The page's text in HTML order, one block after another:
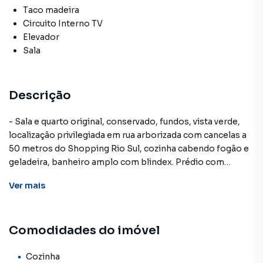
Taco madeira
Circuito Interno TV
Elevador
Sala
Descrição
- Sala e quarto original, conservado, fundos, vista verde,
localização privilegiada em rua arborizada com cancelas a
50 metros do Shopping Rio Sul, cozinha cabendo fogão e
geladeira, banheiro amplo com blindex. Prédio com
Portaria 24h, câmeras. Doc ok.
Apartamento para Venda em região valorizada do bairro
procurava ou deseja mais informações sobre
Ver mais
Comodidades do imóvel
Cozinha